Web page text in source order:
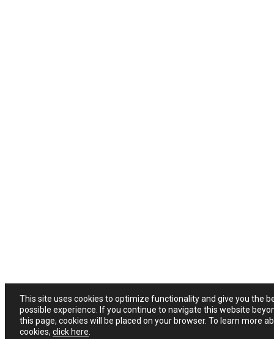
This site uses cookies to optimize functionality and give you the
possible experience. If you continue to navigate this website
this page, cookies will be placed on your browser. To learn more
cookies, click here